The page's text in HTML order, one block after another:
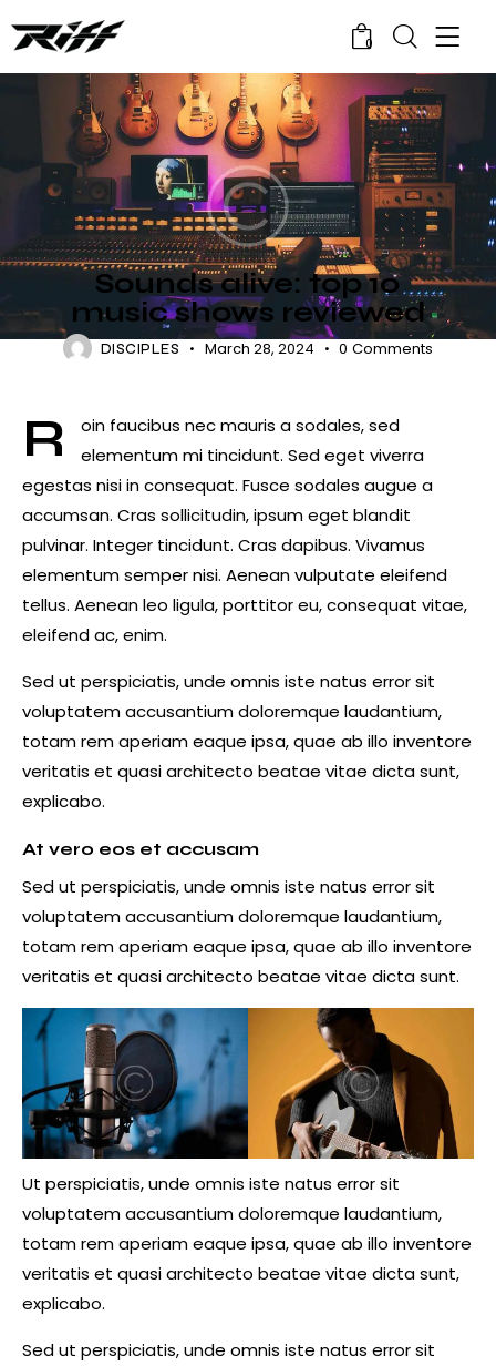
0
SHOWS
Sounds alive: top 10
music shows reviewed
DISCIPLES March 28, 2024 0 Comments
R
oin faucibus nec mauris a sodales, sed
elementum mi tincidunt. Sed eget viverra
egestas nisi in consequat. Fusce sodales augue a
accumsan. Cras sollicitudin, ipsum eget blandit
pulvinar. Integer tincidunt. Cras dapibus. Vivamus
elementum semper nisi. Aenean vulputate eleifend
tellus. Aenean leo ligula, porttitor eu, consequat vitae,
eleifend ac, enim.
Sed ut perspiciatis, unde omnis iste natus error sit
voluptatem accusantium doloremque laudantium,
totam rem aperiam eaque ipsa, quae ab illo inventore
veritatis et quasi architecto beatae vitae dicta sunt,
explicabo.
At vero eos et accusam
Sed ut perspiciatis, unde omnis iste natus error sit
voluptatem accusantium doloremque laudantium,
totam rem aperiam eaque ipsa, quae ab illo inventore
veritatis et quasi architecto beatae vitae dicta sunt.
Ut perspiciatis, unde omnis iste natus error sit
voluptatem accusantium doloremque laudantium,
totam rem aperiam eaque ipsa, quae ab illo inventore
veritatis et quasi architecto beatae vitae dicta sunt,
explicabo.
Sed ut perspiciatis, unde omnis iste natus error sit